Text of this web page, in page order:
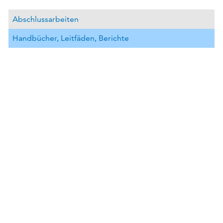
Abschlussarbeiten
Handbücher, Leitfäden, Berichte